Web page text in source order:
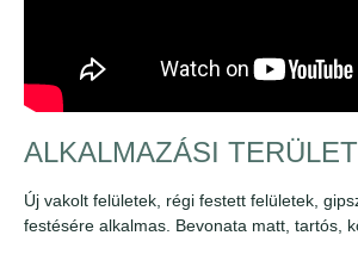
ALKALMAZÁSI TERÜLET
Új vakolt felületek, régi festett felületek,
festésére alkalmas. Bevonata matt, tartós,